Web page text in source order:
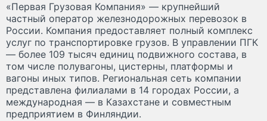
«Первая Грузовая Компания» — крупнейший
частный оператор железнодорожных перевозок в
России. Компания предоставляет полный комплекс
услуг по транспортировке грузов. В управлении ПГК
— более 109 тысяч единиц подвижного состава, в
том числе полувагоны, цистерны, платформы и
вагоны иных типов. Региональная сеть компании
представлена филиалами в 14 городах России, а
международная — в Казахстане и совместным
предприятием в Финляндии.